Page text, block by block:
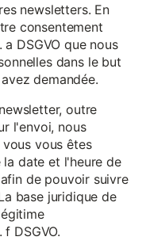
newsletters. En
consentement
DSGVO que nous
dans le but
demandée.
outre
l'envoi, nous
vous êtes
date et l'heure de
de pouvoir suivre
base juridique de
DSGVO.